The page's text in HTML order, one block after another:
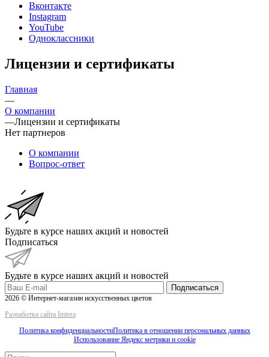
Вконтакте
Instagram
YouTube
Одноклассники
Лицензии и сертификаты
Главная
—
О компании
—Лицензии и сертификаты
Нет партнеров
О компании
Вопрос-ответ
Будьте в курсе наших акций и новостей
Подписаться
Будьте в курсе наших акций и новостей
Подписаться
2026 © Интернет-магазин искусственных цветов
Разработка сайта Imtera
Политика конфиденциальностиПолитика в отношении персональных данных
Использование Яндекс метрики и cookie